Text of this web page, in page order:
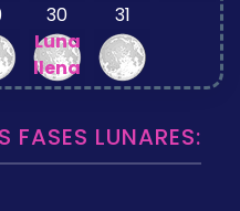
30
Luna
llena
31
FASES LUNARES: